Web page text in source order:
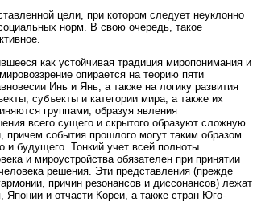
цели, при котором следует неуклонно
норм. В свою очередь, такое
как устойчивая традиция миропонимания и
опирается на теорию пяти
Инь и Янь, а также на логику развития
субъекты и категории мира, а также их
группами, образуя явления
всего сущего и скрытого образуют сложную
причем события прошлого могут таким образом
и будущего. Тонкий учет всей полноты
и мироустройства обязателен при принятии
решения. Эти представления (прежде
причин резонансов и диссонансов) лежат
и отчасти Кореи, а также стран Юго-